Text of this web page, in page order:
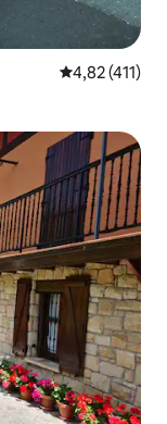
Средна
4,82 (411)